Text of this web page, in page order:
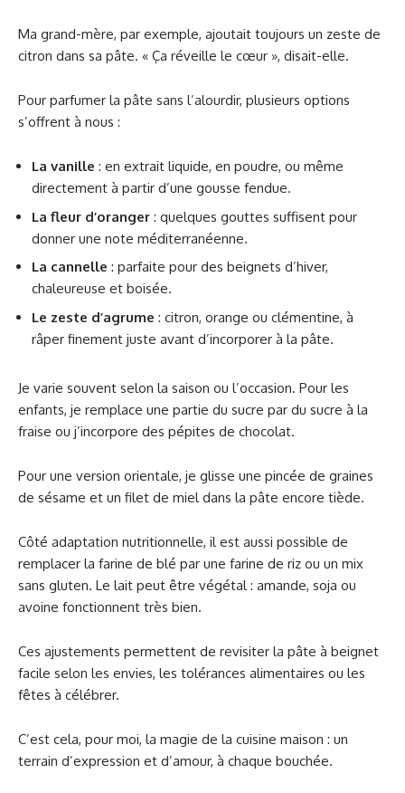
Ma grand-mère, par exemple, ajoutait toujours un zeste de
citron dans sa pâte. « Ça réveille le cœur », disait-elle.
Pour parfumer la pâte sans l’alourdir, plusieurs options
s’offrent à nous :
La vanille : en extrait liquide, en poudre, ou même
directement à partir d’une gousse fendue.
La fleur d’oranger : quelques gouttes suffisent pour
donner une note méditerranéenne.
La cannelle : parfaite pour des beignets d’hiver,
chaleureuse et boisée.
Le zeste d’agrume : citron, orange ou clémentine, à
râper finement juste avant d’incorporer à la pâte.
Je varie souvent selon la saison ou l’occasion. Pour les
enfants, je remplace une partie du sucre par du sucre à la
fraise ou j’incorpore des pépites de chocolat.
Pour une version orientale, je glisse une pincée de graines
de sésame et un filet de miel dans la pâte encore tiède.
Côté adaptation nutritionnelle, il est aussi possible de
remplacer la farine de blé par une farine de riz ou un mix
sans gluten. Le lait peut être végétal : amande, soja ou
avoine fonctionnent très bien.
Ces ajustements permettent de revisiter la pâte à beignet
facile selon les envies, les tolérances alimentaires ou les
fêtes à célébrer.
C’est cela, pour moi, la magie de la cuisine maison : un
terrain d’expression et d’amour, à chaque bouchée.